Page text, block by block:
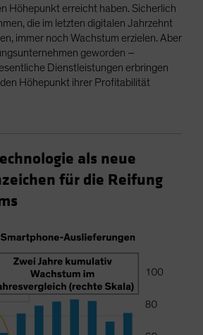
Höhepunkt erreicht haben. Sicherlich
die im letzten digitalen Jahrzehnt
immer noch Wachstum erzielen. Aber
geworden –
Dienstleistungen erbringen
Höhepunkt ihrer Profitabilität
als neue
für die Reifung